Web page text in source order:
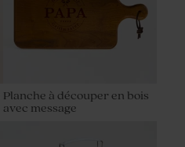
Planche à découper en bois
avec message